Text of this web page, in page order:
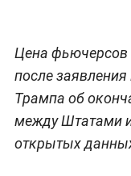
Цена фьючерсов
после
Трампа об
между Штатами
открытых